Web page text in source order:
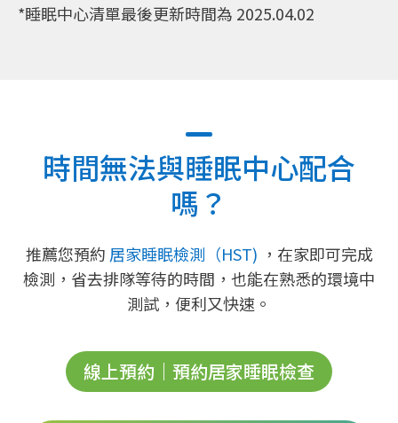
*睡眠中心清單最後更新時間為 2025.04.02
時間無法與睡眠中心配合
嗎？
推薦您預約 居家睡眠檢測（HST) ，在家即可完成
檢測，省去排隊等待的時間，也能在熟悉的環境中
測試，便利又快速。
線上預約｜預約居家睡眠檢查